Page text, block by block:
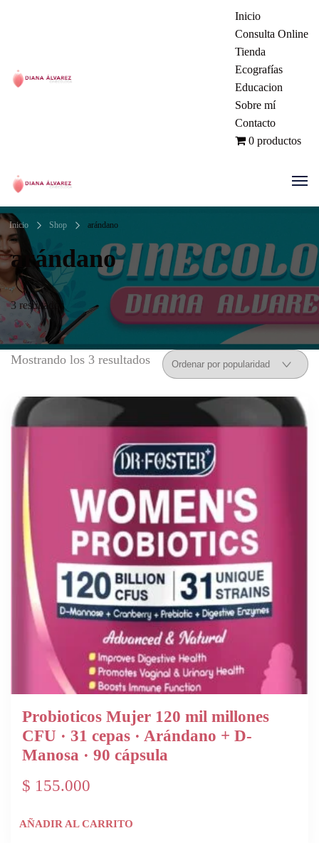
Ginecóloga | Dra. Diana Álvarez
| Manizales Colombia
Inicio
Consulta Online
Tienda
Ecografías
Educacion
Sobre mí
Contacto
0 productos
Ginecóloga | Dra. Diana Álvarez
Inicio Shop arándano
arándano
3 resultados
Mostrando los 3 resultados
Probioticos Mujer 120 mil millones
CFU · 31 cepas · Arándano + D-
Manosa · 90 cápsula
$ 155.000
AÑADIR AL CARRITO